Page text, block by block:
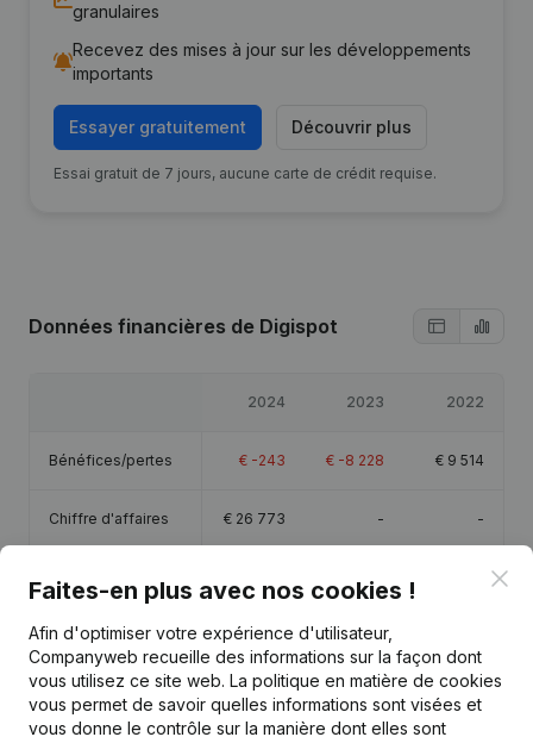
granulaires
Recevez des mises à jour sur les développements
importants
Essayer gratuitement Découvrir plus
Essai gratuit de 7 jours, aucune carte de crédit requise.
Données financières de Digispot
2024 2023 2022
Bénéfices/pertes € -243 € -8 228 € 9 514
Chiffre d'affaires € 26 773 - -
Capitaux propres 6 286
Marge brute €11 851 €39 705
Faites-en plus avec nos cookies !
Afin d'optimiser votre expérience d'utilisateur,
Companyweb recueille des informations sur la façon dont
vous utilisez ce site web. La politique en matière de cookies
vous permet de savoir quelles informations sont visées et
vous donne le contrôle sur la manière dont elles sont